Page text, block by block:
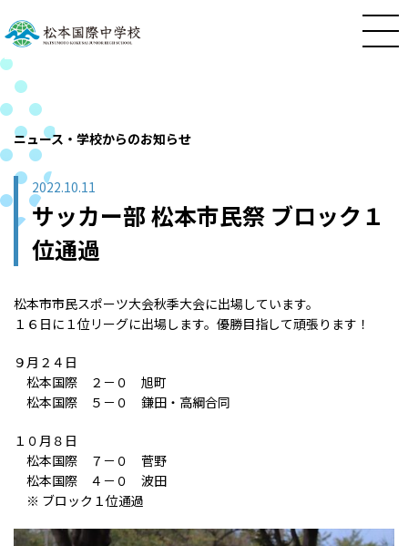
ニュース・学校からのお知らせ
2022.10.11
サッカー部 松本市民祭 ブロック１
位通過
松本市市民スポーツ大会秋季大会に出場しています。
１６日に１位リーグに出場します。優勝目指して頑張ります！
９月２４日
松本国際 ２－０ 旭町
松本国際 ５－０ 鎌田・高綱合同
１０月８日
松本国際 ７－０ 菅野
松本国際 ４－０ 波田
※ ブロック１位通過